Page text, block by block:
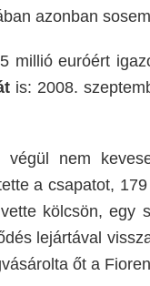
azonban
millió euróért
is: 2008.
végül nem
a csapatot,
kölcsön, egy
lejártával
őt a